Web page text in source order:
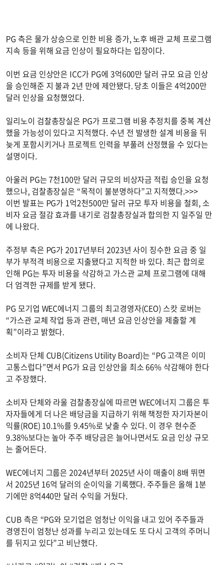
PG 측은 물가 상승으로 인한 비용 증가, 노후 배관 교체 프로그램
지속 등을 위해 요금 인상이 필요하다는 입장이다.
이번 요금 인상안은 ICC가 PG에 3억600만 달러 규모 요금 인상
을 승인해준 지 불과 2년 만에 제안됐다. 당초 이들은 4억200만
달러 인상을 요청했었다.
일리노이 검찰총장실은 PG가 프로그램 비용 추정치를 중복 계산
했을 가능성이 있다고 지적했다. 수년 전 발생한 설계 비용을 뒤
늦게 포함시키거나 프로젝트 인력을 부풀려 산정했을 수 있다는
설명이다.
아울러 PG는 7천100만 달러 규모의 비상자금 적립 승인을 요청
했으나, 검찰총장실은 “목적이 불분명하다”고 지적했다.>>>
이번 발표는 PG가 1억2천500만 달러 규모 투자 비용을 철회, 소
비자 요금 절감 효과를 내기로 검찰총장실과 합의한 지 일주일 만
에 나왔다.
주정부 측은 PG가 2017년부터 2023년 사이 징수한 요금 중 일
부가 부적격 비용으로 지출됐다고 지적한 바 있다. 최근 합의로
인해 PG는 투자 비용을 삭감하고 가스관 교체 프로그램에 대해
더 엄격한 규제를 받게 됐다.
PG 모기업 WEC에너지 그룹의 최고경영자(CEO) 스캇 로버는
“가스관 교체 작업 등과 관련, 매년 요금 인상안을 제출할 계
획”이라고 밝혔다.
소비자 단체 CUB(Citizens Utility Board)는 “PG 고객은 이미
고통스럽다”면서 PG가 요금 인상안을 최소 66% 삭감해야 한다
고 주장했다.
소비자 단체와 라울 검찰총장실에 따르면 WEC에너지 그룹은 투
자자들에게 더 나은 배당금을 지급하기 위해 책정한 자기자본이
익률(ROE) 10.1%를 9.45%로 낮출 수 있다. 이 경우 현수준
9.38%보다는 높아 주주 배당금은 늘어나면서도 요금 인상 규모
는 줄어든다.
WEC에너지 그룹은 2024년부터 2025년 사이 매출이 8배 뛰면
서 2025년 16억 달러의 순이익을 기록했다. 주주들은 올해 1분
기에만 8억440만 달러 수익을 거뒀다.
CUB 측은 “PG와 모기업은 엄청난 이익을 내고 있어 주주들과
경영진이 엄청난 성과를 누리고 있는데도 또 다시 고객의 주머니
를 뒤지고 있다”고 비난했다.